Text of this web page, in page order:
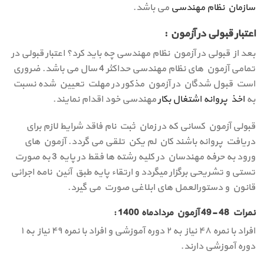
سازمان نظام مهندسی می باشد.
اعتبار قبولی در آزمون :
بعد از قبولی در آزمون نظام مهندسی چه باید کرد؟ اعتبار قبولی در
تمامی آزمون های نظام مهندسی حداکثر 4 سال می باشد. ضروری
است قبول شدگان در آزمون مذكور در مهلت تعیین شده نسبت
به اخذ پروانه اشتغال بکارمهندسی خود اقدام نمایند.
قبولی آزمون كسانی كه در زمان ثبت نام فاقد شرایط لازم برای
دریافت پروانه باشند كان لم یکن تلقی می گردد. آزمون های
ورود به حرفه مهندسان در كلیه رشته ها فقط در پایه 3 به صورت
تستی و تشریحی برگزار میگردد و ارتقاء پایه طبق آئین نامه اجرائی
قانون و دستورالعمل های ابلاغی صورت می گیرد.
نمرات 48 -49 آزمون مردادماه 1400 :
افراد با نمره ۴۸ نیاز به ۲ دوره آموزشی و افراد با نمره ۴۹ نیاز به ۱
دوره آموزشی دارند.